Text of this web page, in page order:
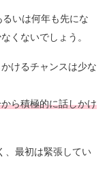
いは何年も先にな
くないでしょう。
けるチャンスは少な
ら積極的に話しかけ
、最初は緊張してい